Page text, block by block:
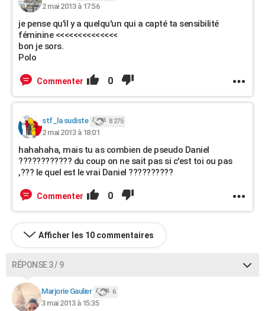
2 mai 2013 à 17:56
je pense qu'il y a quelqu'un qui a capté ta sensibilité
féminine <<<<<<<<<<<<<<
bon je sors.
Polo
Commenter 0
stf_la sudiste 8 275
2 mai 2013 à 18:01
hahahaha, mais tu as combien de pseudo Daniel
???????????? du coup on ne sait pas si c'est toi ou pas
,??? le quel est le vrai Daniel ??????????
Commenter 0
Afficher les 10 commentaires
RÉPONSE 3 / 9
Marjorie Gaulier 6
3 mai 2013 à 15:35